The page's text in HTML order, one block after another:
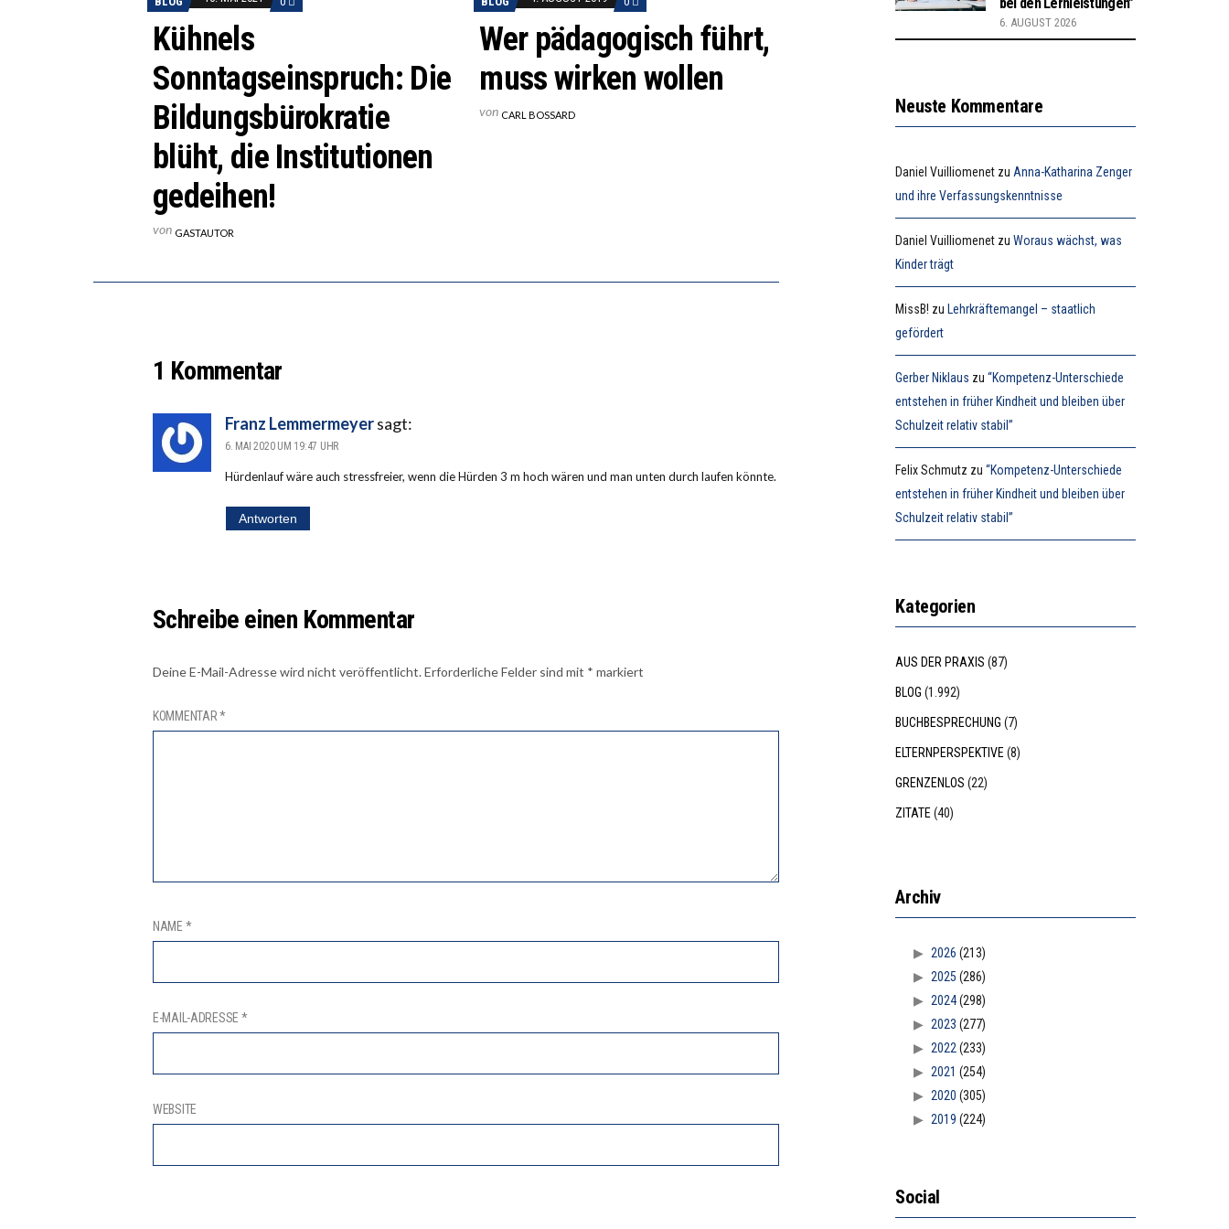
Kühnels
Sonntagseinspruch: Die
Bildungsbürokratie
blüht, die Institutionen
gedeihen!
von GASTAUTOR
Wer pädagogisch führt,
muss wirken wollen
von CARL BOSSARD
1 Kommentar
Franz Lemmermeyersagt:
6. MAI 2020 UM 19:47 UHR
Hürdenlauf wäre auch stressfreier, wenn die Hürden 3 m hoch wären und man unten durch laufen könnte.
Antworten
Schreibe einen Kommentar
Deine E-Mail-Adresse wird nicht veröffentlicht.Erforderliche Felder sind mit * markiert
KOMMENTAR*
NAME *
E-MAIL-ADRESSE *
WEBSITE
bei den Lernleistungen”
6. AUGUST 2026
Neuste Kommentare
Daniel Vuilliomenet zuAnna-Katharina Zenger
und ihre Verfassungskenntnisse
Daniel Vuilliomenet zuWoraus wächst, was
Kinder trägt
MissB! zu Lehrkräftemangel – staatlich
gefördert
Gerber Niklaus zu“Kompetenz-Unterschiede
entstehen in früher Kindheit und bleiben über
Schulzeit relativ stabil”
Felix Schmutz zu“Kompetenz-Unterschiede
entstehen in früher Kindheit und bleiben über
Schulzeit relativ stabil”
Kategorien
AUS DER PRAXIS (87)
BLOG (1.992)
BUCHBESPRECHUNG (7)
ELTERNPERSPEKTIVE(8)
GRENZENLOS (22)
ZITATE(40)
Archiv
2026 (213)
2025 (286)
2024(298)
2023 (277)
2022(233)
2021 (254)
2020 (305)
2019 (224)
Social